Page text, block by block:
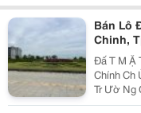
Bán Lô
Chinh,
Vị Trí
Đấ T M Ặ
Chính Ch
Tr Ườ Ng
H Ả I D Ươ Ng - Di Ệ N Tích 789M2,